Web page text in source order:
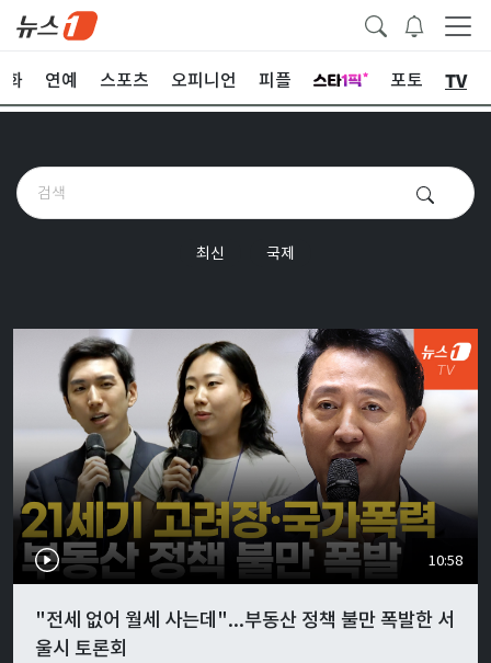
화 연예 스포츠 오피니언 피플 포토 TV
최신 국제
10:58
"전세 없어 월세 사는데"...부동산 정책 불만 폭발한 서
울시 토론회